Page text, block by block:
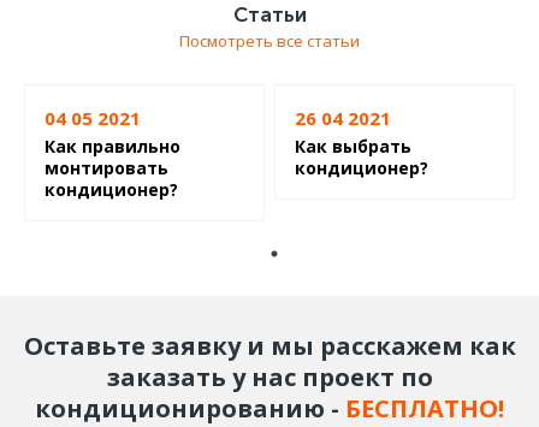
предлагает комплекс работ по установке системы
кондиционирования в Вашем доме:
Проведение согласования проекта.
Варианты подбора материалов и оборудования для
создания системы, комплектация материалом и
оборудованием.
ПОРЯДОК ПРОЕКТИРОВАНИЯ СИСТЕМЫ
КОНДИЦИОНИРОВАНИЯ
Статьи
Посмотреть все статьи
04 05 2021
Как правильно
монтировать
кондиционер?
26 04 2021
Как выбрать
кондиционер?
Оставьте заявку и мы расскажем как
заказать у нас проект по
кондиционированию - БЕСПЛАТНО!